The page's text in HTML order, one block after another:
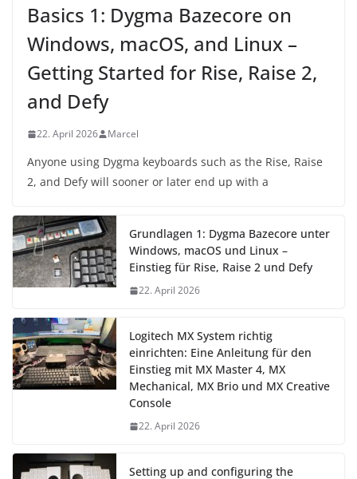
Basics 1: Dygma Bazecore on
Windows, macOS, and Linux –
Getting Started for Rise, Raise 2,
and Defy
22. April 2026 Marcel
Anyone using Dygma keyboards such as the Rise, Raise
2, and Defy will sooner or later end up with a
Grundlagen 1: Dygma Bazecore unter
Windows, macOS und Linux –
Einstieg für Rise, Raise 2 und Defy
22. April 2026
Logitech MX System richtig
einrichten: Eine Anleitung für den
Einstieg mit MX Master 4, MX
Mechanical, MX Brio und MX Creative
Console
22. April 2026
Setting up and configuring the